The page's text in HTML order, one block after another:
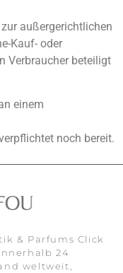
außergerichtlichen
Kauf- oder
Verbraucher beteiligt
einem
noch bereit.
& Parfums Click
24
weltweit,